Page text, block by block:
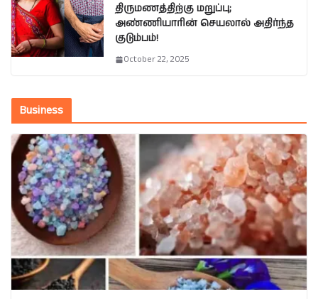
திருமணத்திற்கு மறுப்பு;
அண்ணியாரின் செயலால் அதிர்ந்த
குடும்பம்!
October 22, 2025
Business